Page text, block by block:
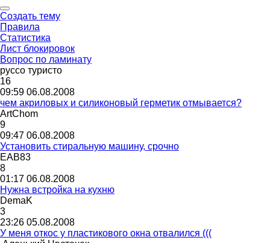
Создать тему
Правила
Статистика
Лист блокировок
Вопрос по ламинату
руссо туристо
16
09:59 06.08.2008
чем акриловых и силиконовый герметик отмывается?
ArtChom
9
09:47 06.08.2008
Установить стиральную машину, срочно
ЕАВ83
8
01:17 06.08.2008
Нужна встройка на кухню
DemaK
3
23:26 05.08.2008
У меня откос у пластикового окна отвалился (((